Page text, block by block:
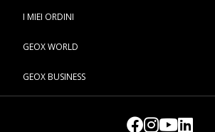
I MIEI ORDINI
GEOX WORLD
GEOX BUSINESS